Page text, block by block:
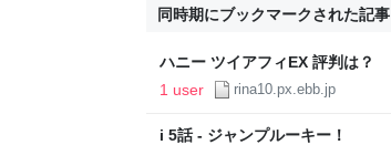
同時期にブックマークされた記事
ハニー ツイアフィEX 評判は？
1 user
rina10.px.ebb.jp
i 5話 - ジャンプルーキー！